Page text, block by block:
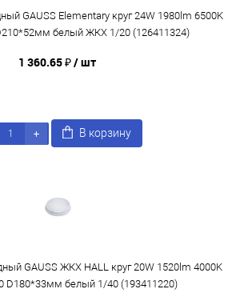
GAUSS Elementary круг 24W 1980lm 6500K
белый ЖКХ 1/20 (126411324)
1 360.65 ₽/ шт
В корзину
GAUSS ЖКХ HALL круг 20W 1520lm 4000K
D180*33мм белый 1/40 (193411220)